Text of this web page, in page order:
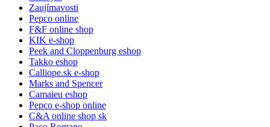
Zaujímavosti
Pepco online
F&F online shop
KIK e-shop
Peek and Cloppenburg eshop
Takko eshop
Calliope.sk e-shop
Marks and Spencer
Camaieu eshop
Pepco e-shop online
C&A online shop sk